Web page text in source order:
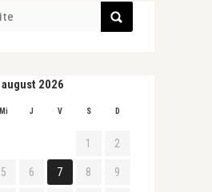
august 2026
Mi J V S D
1 2
5 6 7 8 9